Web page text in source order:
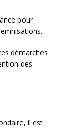
pour
démarches
des
il est